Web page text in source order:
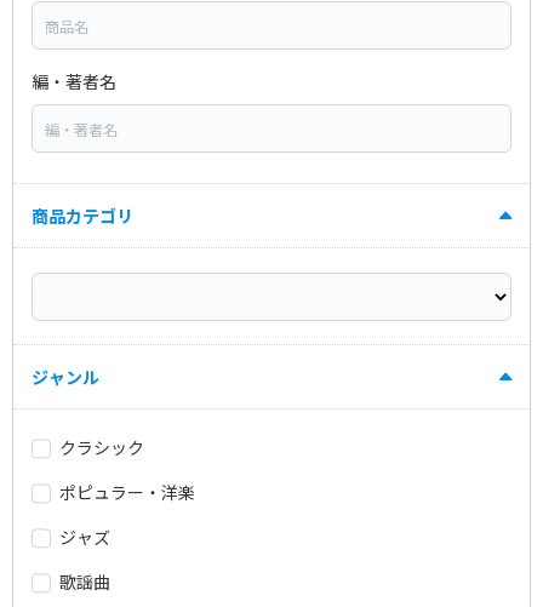
編・著者名
商品カテゴリ
ジャンル
クラシック
ポピュラー・洋楽
ジャズ
歌謡曲